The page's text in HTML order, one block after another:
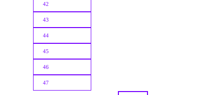
42
43
44
45
46
47